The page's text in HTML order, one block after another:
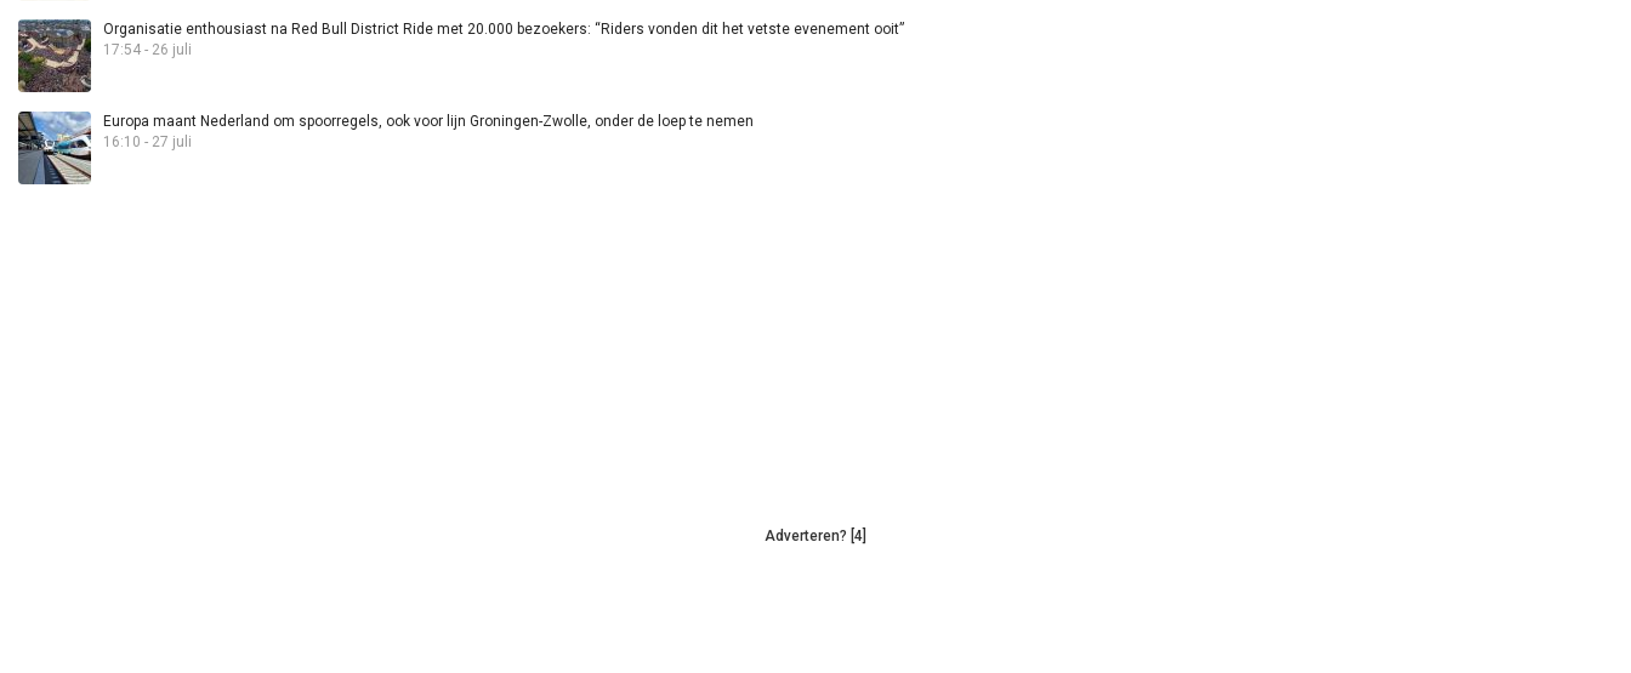
Organisatie enthousiast na Red Bull District Ride met 20.000 bezoekers: “Riders vonden dit het vetste evenement ooit”
17:54 - 26 juli
Europa maant Nederland om spoorregels, ook voor lijn Groningen-Zwolle, onder de loep te nemen
16:10 - 27 juli
Adverteren? [4]